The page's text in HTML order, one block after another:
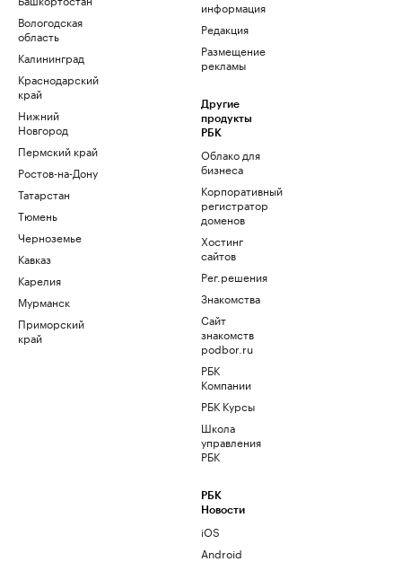
Вологодская
область
Калининград
Краснодарский
край
Нижний
Новгород
Пермский край
Ростов-на-Дону
Татарстан
Тюмень
Черноземье
Кавказ
Карелия
Мурманск
Приморский
край
информация
Редакция
Размещение
рекламы
Другие
продукты
РБК
Облако для
бизнеса
Корпоративный
регистратор
доменов
Хостинг
сайтов
Рег.решения
Знакомства
Сайт
знакомств
podbor.ru
РБК
Компании
РБК Курсы
Школа
управления
РБК
РБК
Новости
iOS
Android